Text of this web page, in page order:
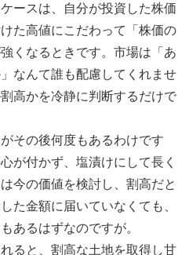
ースは、自分が投資した株価
た高値にこだわって「株価の
くなるときです。市場は「あ
なんて誰も配慮してくれませ
高かを冷静に判断するだけで
その後何度もあるわけです
が付かず、塩漬けにして長く
今の価値を検討し、割高だと
た金額に届いていなくても、
あるはずなのですが。
ると、割高な土地を取得し甘